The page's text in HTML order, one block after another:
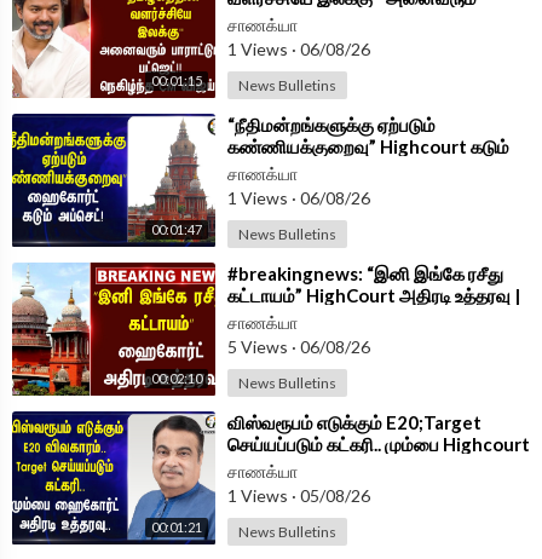
00:01:15
பாராட்டும் Budget!! நெகிழ்ந்த CM
Vijay!!
சாணக்யா
1 Views · 06/08/26
News Bulletins
00:01:47
⁣“நீதிமன்றங்களுக்கு ஏற்படும்
கண்ணியக்குறைவு” Highcourt கடும்
அப்செட்!
சாணக்யா
1 Views · 06/08/26
News Bulletins
00:02:10
⁣#breakingnews: “இனி இங்கே ரசீது
கட்டாயம்” HighCourt அதிரடி உத்தரவு |
TASMAC | Online Sale
சாணக்யா
5 Views · 06/08/26
News Bulletins
00:01:21
⁣விஸ்வரூபம் எடுக்கும் E20;Target
செய்யப்படும் கட்கரி.. மும்பை Highcourt
அதிரடி உத்தரவு| NithinGadkari
சாணக்யா
1 Views · 05/08/26
News Bulletins